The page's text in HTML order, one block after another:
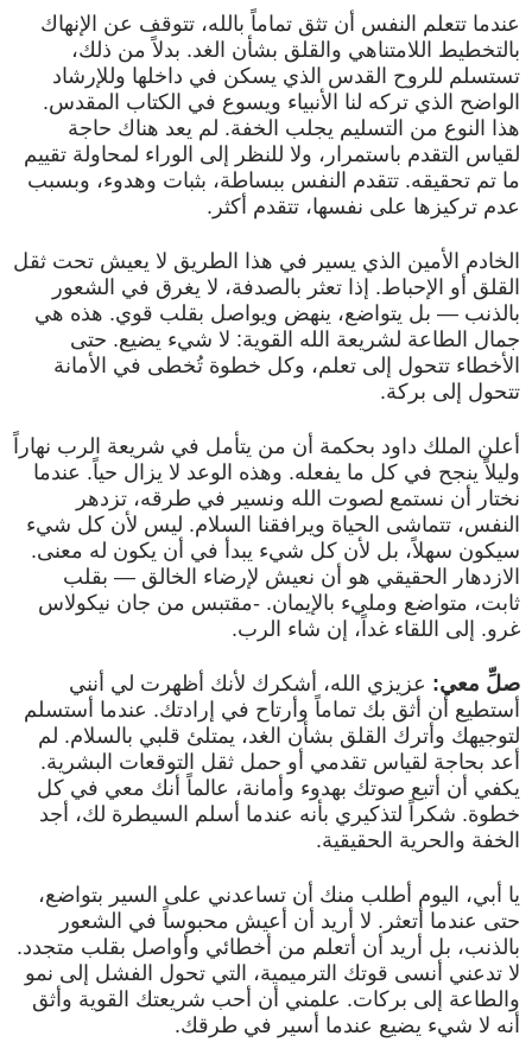
عندما تتعلم النفس أن تثق تماماً بالله، تتوقف عن الإنهاك
بالتخطيط اللامتناهي والقلق بشأن الغد. بدلاً من ذلك،
تستسلم للروح القدس الذي يسكن في داخلها وللإرشاد
الواضح الذي تركه لنا الأنبياء ويسوع في الكتاب المقدس.
هذا النوع من التسليم يجلب الخفة. لم يعد هناك حاجة
لقياس التقدم باستمرار، ولا للنظر إلى الوراء لمحاولة تقييم
ما تم تحقيقه. تتقدم النفس ببساطة، بثبات وهدوء، وبسبب
عدم تركيزها على نفسها، تتقدم أكثر.
الخادم الأمين الذي يسير في هذا الطريق لا يعيش تحت ثقل
القلق أو الإحباط. إذا تعثر بالصدفة، لا يغرق في الشعور
بالذنب — بل يتواضع، ينهض ويواصل بقلب قوي. هذه هي
جمال الطاعة لشريعة الله القوية: لا شيء يضيع. حتى
الأخطاء تتحول إلى تعلم، وكل خطوة تُخطى في الأمانة
تتحول إلى بركة.
أعلن الملك داود بحكمة أن من يتأمل في شريعة الرب نهاراً
وليلاً ينجح في كل ما يفعله. وهذه الوعد لا يزال حياً. عندما
نختار أن نستمع لصوت الله ونسير في طرقه، تزدهر
النفس، تتماشى الحياة ويرافقنا السلام. ليس لأن كل شيء
سيكون سهلاً، بل لأن كل شيء يبدأ في أن يكون له معنى.
الازدهار الحقيقي هو أن نعيش لإرضاء الخالق — بقلب
ثابت، متواضع ومليء بالإيمان. -مقتبس من جان نيكولاس
غرو. إلى اللقاء غداً، إن شاء الرب.
صلِّ معي: عزيزي الله، أشكرك لأنك أظهرت لي أنني
أستطيع أن أثق بك تماماً وأرتاح في إرادتك. عندما أستسلم
لتوجيهك وأترك القلق بشأن الغد، يمتلئ قلبي بالسلام. لم
أعد بحاجة لقياس تقدمي أو حمل ثقل التوقعات البشرية.
يكفي أن أتبع صوتك بهدوء وأمانة، عالماً أنك معي في كل
خطوة. شكراً لتذكيري بأنه عندما أسلم السيطرة لك، أجد
الخفة والحرية الحقيقية.
يا أبي، اليوم أطلب منك أن تساعدني على السير بتواضع،
حتى عندما أتعثر. لا أريد أن أعيش محبوساً في الشعور
بالذنب، بل أريد أن أتعلم من أخطائي وأواصل بقلب متجدد.
لا تدعني أنسى قوتك الترميمية، التي تحول الفشل إلى نمو
والطاعة إلى بركات. علمني أن أحب شريعتك القوية وأثق
أنه لا شيء يضيع عندما أسير في طرقك.